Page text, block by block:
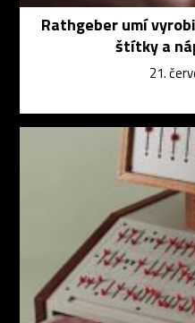
Rathgeber umí
štítky a
21.